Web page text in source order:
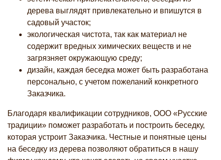
дерева выглядят привлекательно и впишутся в
садовый участок;
экологическая чистота, так как материал не
содержит вредных химических веществ и не
загрязняет окружающую среду;
дизайн, каждая беседка может быть разработана
персонально, с учетом пожеланий конкретного
Заказчика.
Благодаря квалификации сотрудников, ООО «Русские
традиции» поможет разработать и построить беседку,
которая устроит Заказчика. Честные и понятные цены
на беседку из дерева позволяют обратиться в нашу